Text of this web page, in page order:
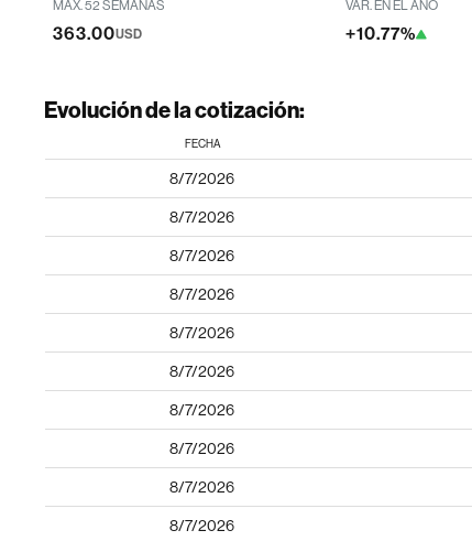
MÁX. 52 SEMANAS
363.00USD
VAR. EN EL AÑO
+10.77%
Evolución de la cotización:
FECHA
8/7/2026
8/7/2026
8/7/2026
8/7/2026
8/7/2026
8/7/2026
8/7/2026
8/7/2026
8/7/2026
8/7/2026